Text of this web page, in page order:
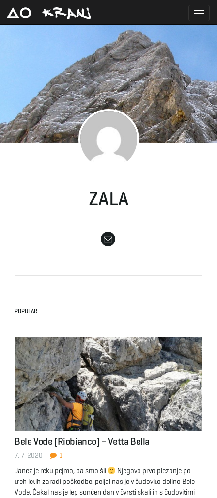
g
n
v
i
ZALA
POPULAR
Bele Vode (Riobianco) – Vetta Bella
7. 7. 2020 1
Janez je reku pejmo, pa smo šli
Njegovo prvo plezanje po
treh letih zaradi poškodbe, peljal nas je v čudovito dolino Bele
Vode. Čakal nas je lep sončen dan v čvrsti skali in s čudovitimi